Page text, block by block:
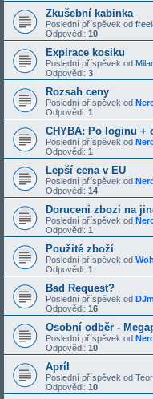
Zkušební kabinka
Poslední příspěvek od
Odpovědi: 10
Expirace kosiku
Poslední příspěvek od
Odpovědi: 3
Rozsah ceny
Poslední příspěvek od
Odpovědi: 1
CHYBA: Po loginu +
Poslední příspěvek od
Odpovědi: 1
Lepší cena v EU
Poslední příspěvek od
Odpovědi: 14
Doruceni zbozi na
Poslední příspěvek od
Odpovědi: 1
Použité zboží
Poslední příspěvek od
Odpovědi: 1
Bad Request?
Poslední příspěvek od
Odpovědi: 16
Osobní odběr -
Poslední příspěvek od
Odpovědi: 10
Apríl
Poslední příspěvek od
Odpovědi: 10